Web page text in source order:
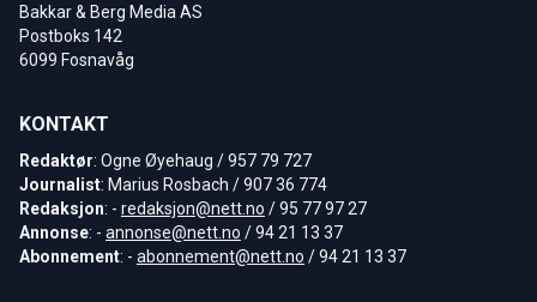
Bakkar & Berg Media AS
Postboks 142
6099 Fosnavåg
KONTAKT
Redaktør: Ogne Øyehaug / 957 79 727
Journalist: Marius Rosbach / 907 36 774
Redaksjon: - redaksjon@nett.no / 95 77 97 27
Annonse: - annonse@nett.no / 94 21 13 37
Abonnement: - abonnement@nett.no / 94 21 13 37